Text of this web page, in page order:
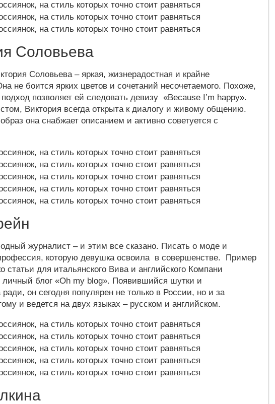
Соловьева
Соловьева – яркая, жизнерадостная и крайне
не боится ярких цветов и сочетаний несочетаемого. Похоже,
позволяет ей следовать девизу «Because I’m happy».
Виктория всегда открыта к диалогу и живому общению.
она снабжает описанием и активно советуется с
журналист – и этим все сказано. Писать о моде и
которую девушка освоила в совершенстве. Пример
статьи для итальянского Вива и английского Компани
личный блог «Oh my blog». Появившийся шутки и
ради, он сегодня популярен не только в России, но и за
и ведется на двух языках – русском и английском.